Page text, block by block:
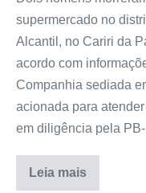
supermercado no
Alcantil, no Cariri da
acordo com
Companhia sediada
acionada para
em diligência pela
Leia mais